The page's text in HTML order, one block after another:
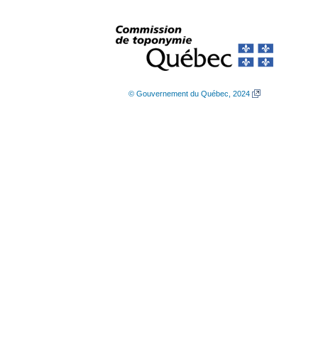
© Gouvernement du Québec, 2024